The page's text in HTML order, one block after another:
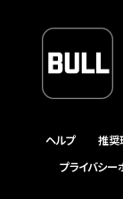
ヘルプ 推奨
プライバシー